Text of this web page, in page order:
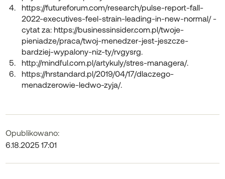
https://futureforum.com/research/pulse-report-fall-
2022-executives-feel-strain-leading-in-new-normal/ -
cytat za: https://businessinsider.com.pl/twoje-
pieniadze/praca/twoj-menedzer-jest-jeszcze-
bardziej-wypalony-niz-ty/rvgysrg.
http://mindful.com.pl/artykuly/stres-managera/.
https://hrstandard.pl/2019/04/17/dlaczego-
menadzerowie-ledwo-zyja/.
Opublikowano:
6.18.2025 17:01